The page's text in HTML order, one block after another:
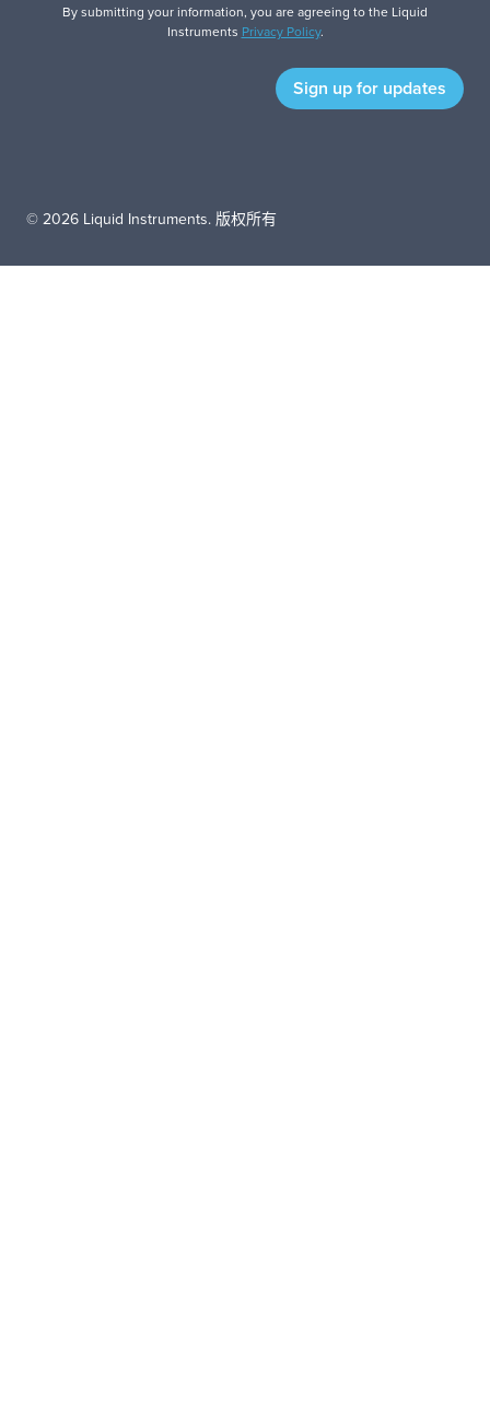
By submitting your information, you are agreeing to the Liquid
Instruments Privacy Policy.
© 2026 Liquid Instruments. 版权所有